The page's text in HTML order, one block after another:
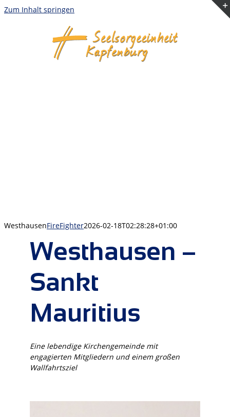
Zum Inhalt springen
WesthausenFireFighter2026-02-18T02:28:28+01:00
Westhausen –
Sankt
Mauritius
Eine lebendige Kirchengemeinde mit
engagierten Mitgliedern und einem großen
Wallfahrtsziel